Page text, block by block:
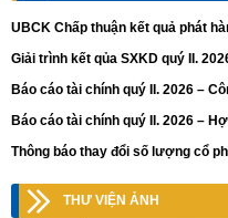
UBCK Chấp thuận kết quả phát
Giải trình kết qủa SXKD quý II.
Báo cáo tài chính quý II. 2026 –
Báo cáo tài chính quý II. 2026 –
Thông báo thay đổi số lượng cổ
THƯ VIỆN ẢNH